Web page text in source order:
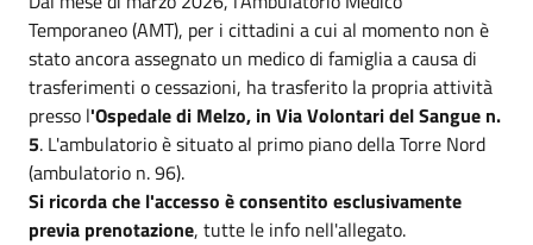
Temporaneo (AMT), per i cittadini a cui al momento non è
stato ancora assegnato un medico di famiglia a causa di
trasferimenti o cessazioni, ha trasferito la propria attività
presso l'Ospedale di Melzo, in Via Volontari del Sangue n.
5. L'ambulatorio è situato al primo piano della Torre Nord
(ambulatorio n. 96).
Si ricorda che l'accesso è consentito esclusivamente
previa prenotazione, tutte le info nell'allegato.